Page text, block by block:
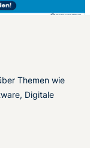
Themen wie
Digitale